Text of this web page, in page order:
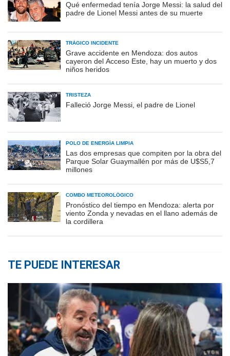
Qué enfermedad tenía Jorge Messi: la salud del
padre de Lionel Messi antes de su muerte
TRÁGICO INCIDENTE
Grave accidente en Mendoza: dos autos
cayeron del Acceso Este, hay un muerto y dos
niños heridos
TRISTEZA
Falleció Jorge Messi, el padre de Lionel
POLO DE ENERGÍA LIMPIA
Las dos empresas que compiten por la obra del
Parque Solar Guaymallén por más de U$S5,7
millones
COMBO METEOROLÓGICO
Pronóstico del tiempo en Mendoza: alerta por
viento Zonda y nevadas en el llano además de
la cordillera
TE PUEDE INTERESAR